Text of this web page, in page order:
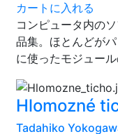
カートに入れる
コンピュータ内の
品集。ほとんどが
に使ったモジュー
Hlomozné
Tadahiko